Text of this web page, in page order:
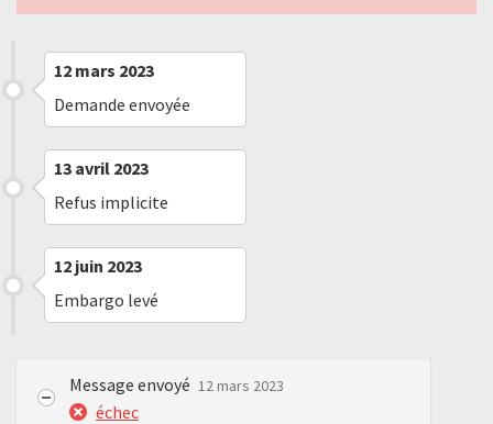
12 mars 2023
Demande envoyée
13 avril 2023
Refus implicite
12 juin 2023
Embargo levé
Message envoyé 12 mars 2023
échec